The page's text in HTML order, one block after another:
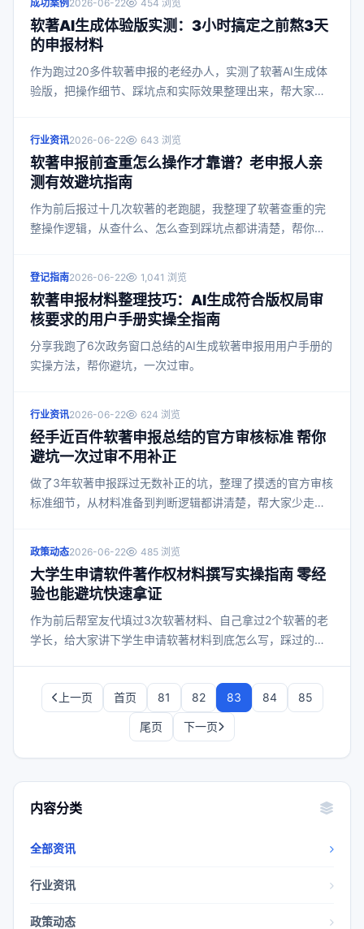
成功案例2026-06-22 454 浏览
软著AI生成体验版实测：3小时搞定之前熬3天
的申报材料
作为跑过20多件软著申报的老经办人，实测了软著AI生成体
验版，把操作细节、踩坑点和实际效果整理出来，帮大家省
行业资讯2026-06-22 643 浏览
软著申报前查重怎么操作才靠谱？老申报人亲
测有效避坑指南
作为前后报过十几次软著的老跑腿，我整理了软著查重的完
整操作逻辑，从查什么、怎么查到踩坑点都讲清楚，帮你少
登记指南2026-06-22 1,041 浏览
软著申报材料整理技巧：AI生成符合版权局审
核要求的用户手册实操全指南
分享我跑了6次政务窗口总结的AI生成软著申报用用户手册的
实操方法，帮你避坑，一次过审。
行业资讯2026-06-22 624 浏览
经手近百件软著申报总结的官方审核标准 帮你
避坑一次过审不用补正
做了3年软著申报踩过无数补正的坑，整理了摸透的官方审核
标准细节，从材料准备到判断逻辑都讲清楚，帮大家少走弯
政策动态2026-06-22 485 浏览
大学生申请软件著作权材料撰写实操指南 零经
验也能避坑快速拿证
作为前后帮室友代填过3次软著材料、自己拿过2个软著的老
学长，给大家讲下学生申请软著材料到底怎么写，踩过的坑
上一页 首页 81 82 83 84 85
尾页 下一页
内容分类
全部资讯
行业资讯
政策动态